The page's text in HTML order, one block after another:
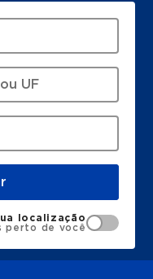
localização
perto de você